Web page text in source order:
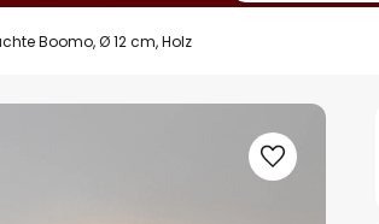
Boomo, Ø 12 cm, Holz